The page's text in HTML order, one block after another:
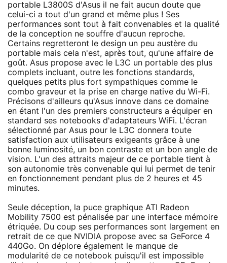
portable L3800S d'Asus il ne fait aucun doute que
celui-ci a tout d'un grand et même plus ! Ses
performances sont tout à fait convenables et la qualité
de la conception ne souffre d'aucun reproche.
Certains regretteront le design un peu austère du
portable mais cela n'est, après tout, qu'une affaire de
goût. Asus propose avec le L3C un portable des plus
complets incluant, outre les fonctions standards,
quelques petits plus fort sympathiques comme le
combo graveur et la prise en charge native du Wi-Fi.
Précisons d'ailleurs qu'Asus innove dans ce domaine
en étant l'un des premiers constructeurs a équiper en
standard ses notebooks d'adaptateurs WiFi. L'écran
sélectionné par Asus pour le L3C donnera toute
satisfaction aux utilisateurs exigeants grâce à une
bonne luminosité, un bon contraste et un bon angle de
vision. L'un des attraits majeur de ce portable tient à
son autonomie très convenable qui lui permet de tenir
en fonctionnement pendant plus de 2 heures et 45
minutes.
Seule déception, la puce graphique ATI Radeon
Mobility 7500 est pénalisée par une interface mémoire
étriquée. Du coup ses performances sont largement en
retrait de ce que NVIDIA propose avec sa GeForce 4
440Go. On déplore également le manque de
modularité de ce notebook puisqu'il est impossible